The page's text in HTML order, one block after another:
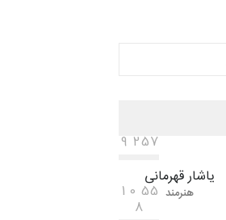
9 257
یاشار قهرمانی
هنرمند 1 0 55
8